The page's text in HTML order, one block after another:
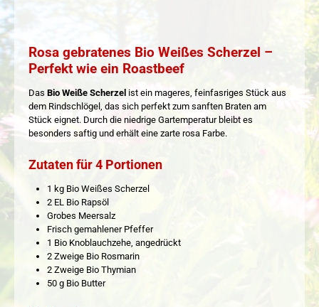
Rosa gebratenes Bio Weißes Scherzel –
Perfekt wie ein Roastbeef
Das Bio Weiße Scherzel ist ein mageres, feinfasriges Stück aus
dem Rindschlögel, das sich perfekt zum sanften Braten am
Stück eignet. Durch die niedrige Gartemperatur bleibt es
besonders saftig und erhält eine zarte rosa Farbe.
Zutaten für 4 Portionen
1 kg Bio Weißes Scherzel
2 EL Bio Rapsöl
Grobes Meersalz
Frisch gemahlener Pfeffer
1 Bio Knoblauchzehe, angedrückt
2 Zweige Bio Rosmarin
2 Zweige Bio Thymian
50 g Bio Butter